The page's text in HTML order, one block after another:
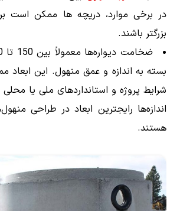
در برخی موارد، دریچه ها ممکن است
بزرگتر باشند.
بسته به اندازه و عمق منهول. این
شرایط پروژه و استانداردهای ملی یا محلی
اندازه‌ها رایجترین ابعاد در طراحی
هستند.